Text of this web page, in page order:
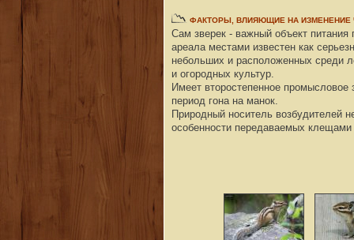
ФАКТОРЫ , ВЛИЯЮЩИЕ НА ИЗМЕНЕНИЕ
Сам зверек - важный объект
ареала местами известен как
небольших и расположенных среди
и огородных культур.
Имеет второстепенное
период гона на манок.
Природный носитель возбудителей
особенности передаваемых